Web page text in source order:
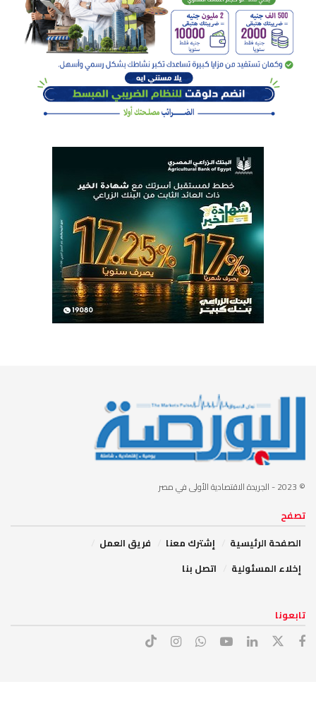
© 2023 - الجريدة الاقتصادية الأولى في مصر
تصفح
الصفحة الرئيسية
إشترك معنا
فريق العمل
إخلاء المسئولية
اتصل بنا
تابعونا